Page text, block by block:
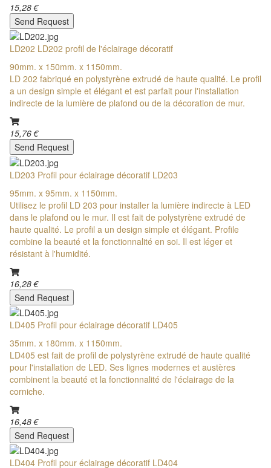
15,28 €
Send Request
LD202 LD202 profil de l'éclairage décoratif
90mm. x 150mm. x 1150mm.
LD 202 fabriqué en polystyrène extrudé de haute qualité. Le profil
a un design simple et élégant et est parfait pour l'installation
indirecte de la lumière de plafond ou de la décoration de mur.
15,76 €
Send Request
LD203 Profil pour éclairage décoratif LD203
95mm. x 95mm. x 1150mm.
Utilisez le profil LD 203 pour installer la lumière indirecte à LED
dans le plafond ou le mur. Il est fait de polystyrène extrudé de
haute qualité. Le profil a un design simple et élégant. Profile
combine la beauté et la fonctionnalité en soi. Il est léger et
résistant à l'humidité.
16,28 €
Send Request
LD405 Profil pour éclairage décoratif LD405
35mm. x 180mm. x 1150mm.
LD405 est fait de profil de polystyrène extrudé de haute qualité
pour l'installation de LED. Ses lignes modernes et austères
combinent la beauté et la fonctionnalité de l'éclairage de la
corniche.
16,48 €
Send Request
LD404 Profil pour éclairage décoratif LD404